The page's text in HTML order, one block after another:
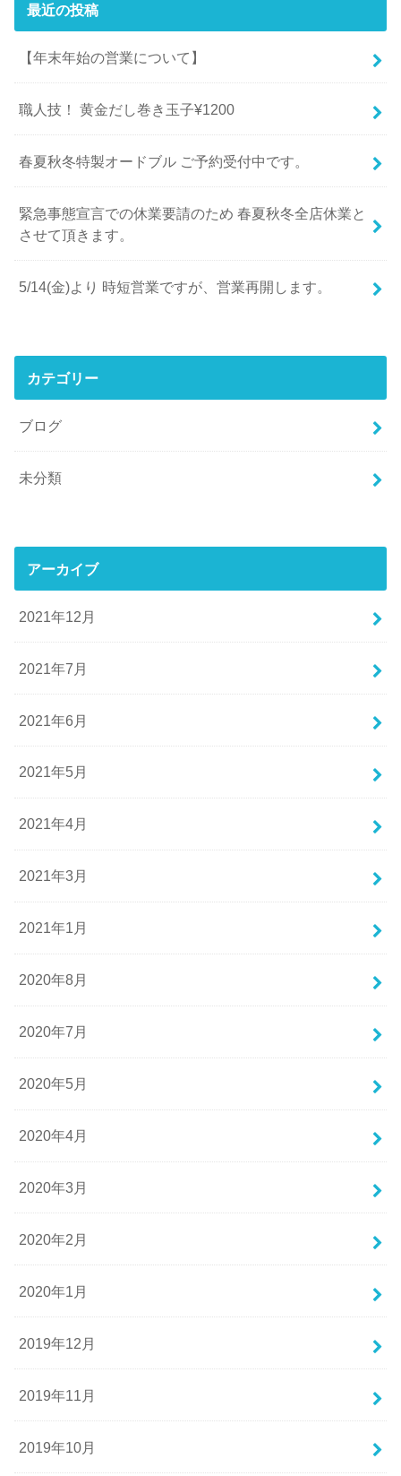
最近の投稿
【年末年始の営業について】
職人技！ 黄金だし巻き玉子¥1200
春夏秋冬特製オードブル ご予約受付中です。
緊急事態宣言での休業要請のため 春夏秋冬全店休業と
させて頂きます。
5/14(金)より 時短営業ですが、営業再開します。
カテゴリー
ブログ
未分類
アーカイブ
2021年12月
2021年7月
2021年6月
2021年5月
2021年4月
2021年3月
2021年1月
2020年8月
2020年7月
2020年5月
2020年4月
2020年3月
2020年2月
2020年1月
2019年12月
2019年11月
2019年10月